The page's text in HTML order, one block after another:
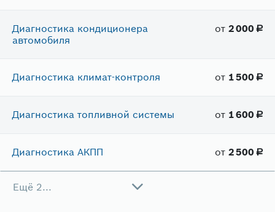
Диагностика кондиционера
автомобиля
от 2​ 000 руб.
Диагностика климат-контроля от 1​ 500руб.
Диагностика топливной системы от 1​ 600 руб.
Диагностика АКПП от 2​ 500руб.
Ещё 2...